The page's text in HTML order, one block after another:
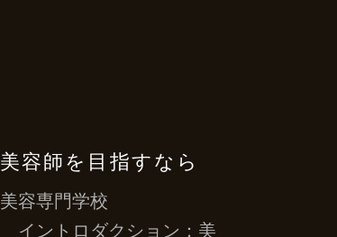
美容師を目指すなら
美容専門学校
イントロダクション：美